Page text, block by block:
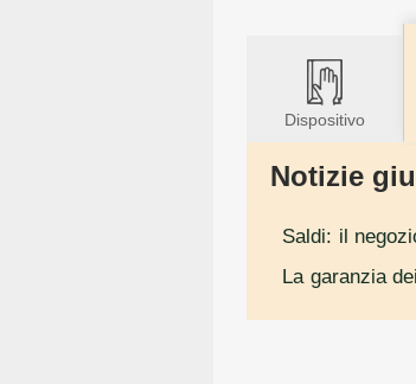
Dispositivo
Notizie
Saldi: il
La garanzia